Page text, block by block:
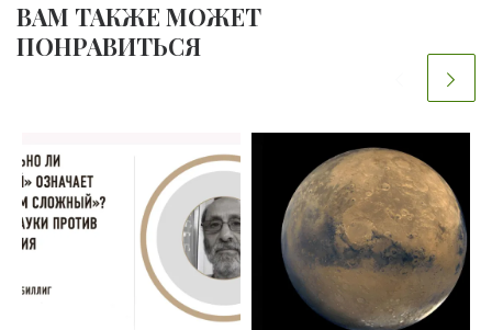
ВАМ ТАКЖЕ МОЖЕТ
ПОНРАВИТЬСЯ